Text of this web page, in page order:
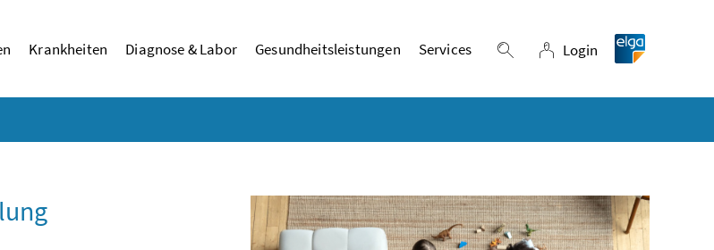
Krankheiten Diagnose & Labor Gesundheitsleistungen Services Suche einblenden
Login
Login